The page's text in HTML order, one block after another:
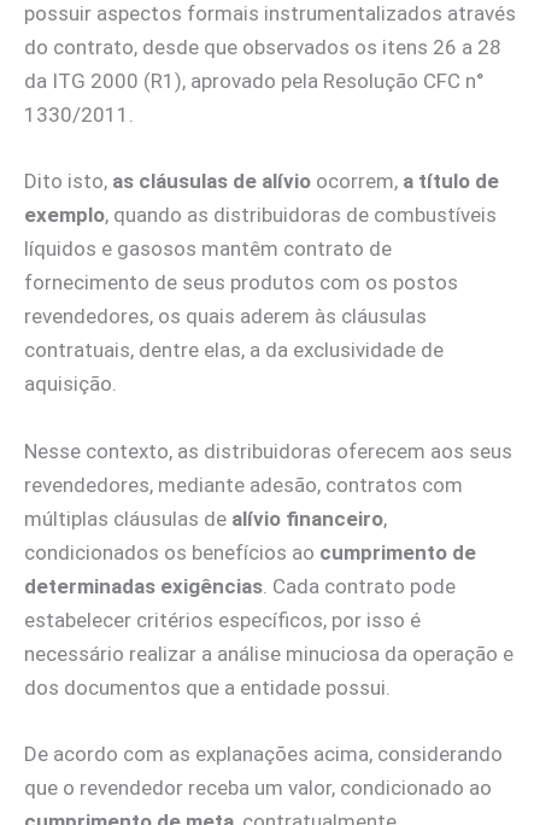
possuir aspectos formais instrumentalizados através
do contrato, desde que observados os itens 26 a 28
da ITG 2000 (R1), aprovado pela Resolução CFC n°
1330/2011.
Dito isto, as cláusulas de alívio ocorrem, a título de
exemplo, quando as distribuidoras de combustíveis
líquidos e gasosos mantêm contrato de
fornecimento de seus produtos com os postos
revendedores, os quais aderem às cláusulas
contratuais, dentre elas, a da exclusividade de
aquisição.
Nesse contexto, as distribuidoras oferecem aos seus
revendedores, mediante adesão, contratos com
múltiplas cláusulas de alívio financeiro,
condicionados os benefícios ao cumprimento de
determinadas exigências . Cada contrato pode
estabelecer critérios específicos, por isso é
necessário realizar a análise minuciosa da operação e
dos documentos que a entidade possui.
De acordo com as explanações acima, considerando
que o revendedor receba um valor, condicionado ao